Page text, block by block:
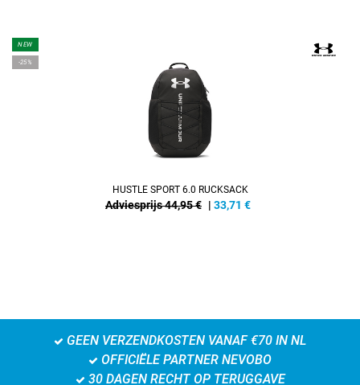
NEW
-25%
HUSTLE SPORT 6.0 RUCKSACK
Adviesprijs 44,95 € | 33,71 €
GEEN VERZENDKOSTEN VANAF €70 IN NL
OFFICIËLE PARTNER NEVOBO
30 DAGEN RECHT OP TERUGGAVE